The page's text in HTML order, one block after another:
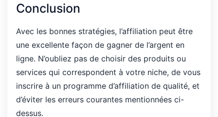
Conclusion
Avec les bonnes stratégies, l’affiliation peut être
une excellente façon de gagner de l’argent en
ligne. N’oubliez pas de choisir des produits ou
services qui correspondent à votre niche, de vous
inscrire à un programme d’affiliation de qualité, et
d’éviter les erreurs courantes mentionnées ci-
dessus.